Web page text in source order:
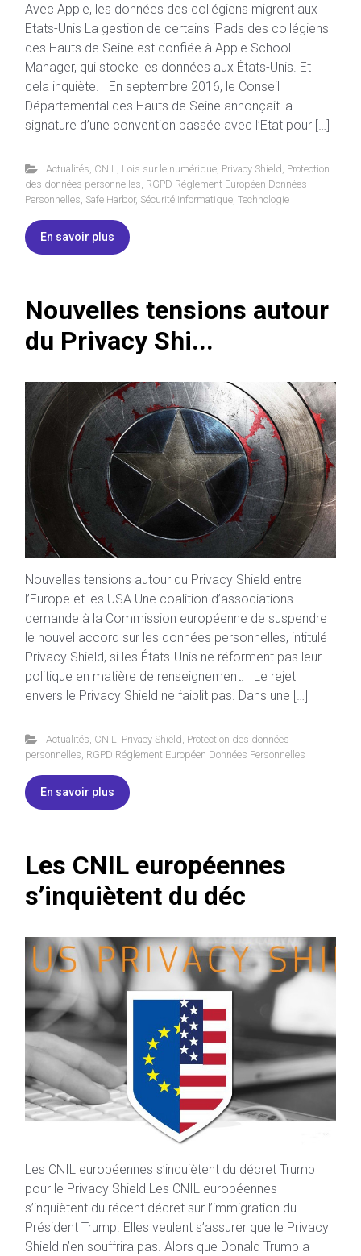
Avec Apple, les données des collégiens migrent aux
Etats-Unis La gestion de certains iPads des collégiens
des Hauts de Seine est confiée à Apple School
Manager, qui stocke les données aux États-Unis. Et
cela inquiète. En septembre 2016, le Conseil
Départemental des Hauts de Seine annonçait la
signature d’une convention passée avec l’Etat pour […]
Actualités CNIL Lois sur le numérique, Privacy Shield Protection
des données personnelles RGPD Réglement Européen Données
Personnelles Safe Harbor, Sécurité Informatique Technologie
En savoir plus
Nouvelles tensions autour
du Privacy Shi...
Nouvelles tensions autour du Privacy Shield entre
l’Europe et les USA Une coalition d’associations
demande à la Commission européenne de suspendre
le nouvel accord sur les données personnelles, intitulé
Privacy Shield, si les États-Unis ne réforment pas leur
politique en matière de renseignement. Le rejet
envers le Privacy Shield ne faiblit pas. Dans une […]
Actualités CNIL Privacy Shield Protection des données
personnelles RGPD Réglement Européen Données Personnelles
En savoir plus
Les CNIL européennes
s’inquiètent du déc
Les CNIL européennes s’inquiètent du décret Trump
pour le Privacy Shield Les CNIL européennes
s’inquiètent du récent décret sur l’immigration du
Président Trump. Elles veulent s’assurer que le Privacy
Shield n’en souffrira pas. Alors que Donald Trump a